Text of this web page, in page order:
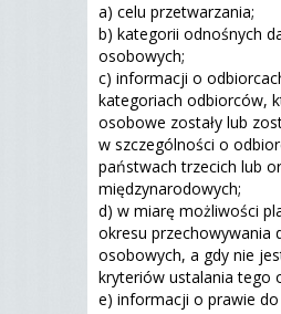
a) celu przetwarzania;
b) kategorii odnośnych
osobowych;
c) informacji o
kategoriach odbiorców,
osobowe zostały lub
w szczególności o
państwach trzecich lub
międzynarodowych;
d) w miarę możliwości
okresu przechowywania
osobowych, a gdy nie
kryteriów ustalania tego
e) informacji o prawie